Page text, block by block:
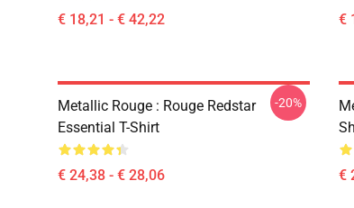
€ 18,21 - € 42,22 €
Metallic Rouge : Rouge Redstar
Essential T-Shirt
€ 24,38 - € 28,06
-20%
€